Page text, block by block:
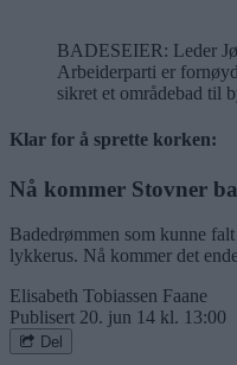
BADESEIER: Leder
Arbeiderparti er
sikret et områdebad til
Klar for å sprette korken:
Nå kommer Stovner
Badedrømmen som kunne
lykkerus. Nå kommer det
Elisabeth Tobiassen Faane
Publisert 20. jun 14 kl. 13:00
Del